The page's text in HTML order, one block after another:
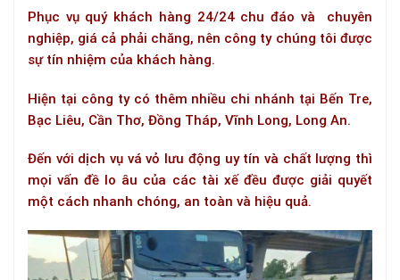
Phục vụ quý khách hàng 24/24 chu đáo và chuyên
nghiệp, giá cả phải chăng, nên công ty chúng tôi được
sự tín nhiệm của khách hàng.
Hiện tại công ty có thêm nhiều chi nhánh tại Bến Tre,
Bạc Liêu, Cần Thơ, Đồng Tháp, Vĩnh Long, Long An.
Đến với dịch vụ vá vỏ lưu động uy tín và chất lượng thì
mọi vấn đề lo âu của các tài xế đều được giải quyết
một cách nhanh chóng, an toàn và hiệu quả.